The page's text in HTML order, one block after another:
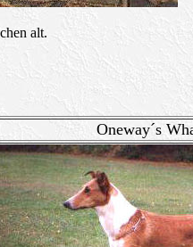
alt.
Oneway´s